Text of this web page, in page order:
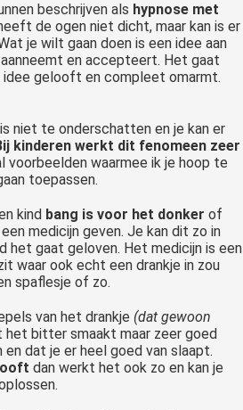
beschrijven als hypnose met
de ogen niet dicht, maar kan is er
je wilt gaan doen is een idee aan
en accepteert. Het gaat
gelooft en compleet omarmt.
niet te onderschatten en je kan er
kinderen werkt dit fenomeen zeer
voorbeelden waarmee ik je hoop te
toepassen.
kind bang is voor het donker of
medicijn geven. Je kan dit zo in
het gaat geloven. Het medicijn is een
waar ook echt een drankje in zou
spaflesje of zo.
van het drankje (dat gewoon
het bitter smaakt maar zeer goed
dat je er heel goed van slaapt.
dan werkt het ook zo en kan je